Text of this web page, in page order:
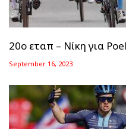
20ο εταπ – Νίκη για
September 16, 2023